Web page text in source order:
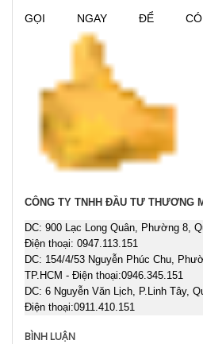
GỌI NGAY ĐỂ
CÔNG TY TNHH ĐẦU TƯ THƯƠNG
DC: 900 Lạc Long Quân, Phường 8,
Điện thoại: 0947.113.151
DC: 154/4/53 Nguyễn Phúc Chu,
TP.HCM - Điện thoại:0946.345.151
DC: 6 Nguyễn Văn Lịch, P.Linh Tây,
Điện thoại:0911.410.151
BÌNH LUẬN